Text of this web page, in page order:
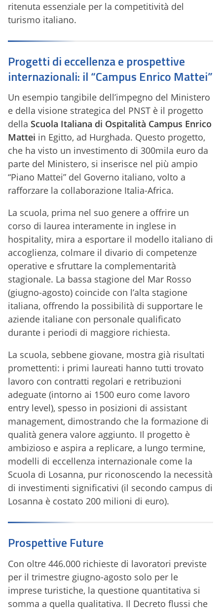
ritenuta essenziale per la competitività del
turismo italiano.
Progetti di eccellenza e prospettive
internazionali: il “Campus Enrico Mattei”
Un esempio tangibile dell’impegno del Ministero
e della visione strategica del PNST è il progetto
della Scuola Italiana di Ospitalità Campus Enrico
Mattei in Egitto, ad Hurghada. Questo progetto,
che ha visto un investimento di 300mila euro da
parte del Ministero, si inserisce nel più ampio
“Piano Mattei” del Governo italiano, volto a
rafforzare la collaborazione Italia-Africa.
La scuola, prima nel suo genere a offrire un
corso di laurea interamente in inglese in
hospitality, mira a esportare il modello italiano di
accoglienza, colmare il divario di competenze
operative e sfruttare la complementarità
stagionale. La bassa stagione del Mar Rosso
(giugno-agosto) coincide con l’alta stagione
italiana, offrendo la possibilità di supportare le
aziende italiane con personale qualificato
durante i periodi di maggiore richiesta.
La scuola, sebbene giovane, mostra già risultati
promettenti: i primi laureati hanno tutti trovato
lavoro con contratti regolari e retribuzioni
adeguate (intorno ai 1500 euro come lavoro
entry level), spesso in posizioni di assistant
management, dimostrando che la formazione di
qualità genera valore aggiunto. Il progetto è
ambizioso e aspira a replicare, a lungo termine,
modelli di eccellenza internazionale come la
Scuola di Losanna, pur riconoscendo la necessità
di investimenti significativi (il secondo campus di
Losanna è costato 200 milioni di euro).
Prospettive Future
Con oltre 446.000 richieste di lavoratori previste
per il trimestre giugno-agosto solo per le
imprese turistiche, la questione quantitativa si
somma a quella qualitativa. Il Decreto flussi che